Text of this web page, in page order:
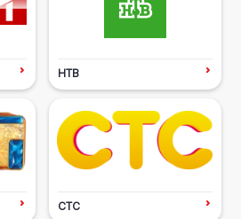
НТВ
СТС